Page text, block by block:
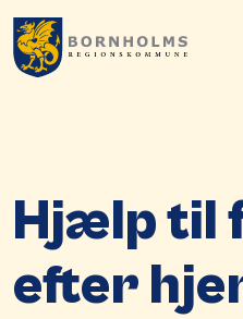
Hjælp til
efter